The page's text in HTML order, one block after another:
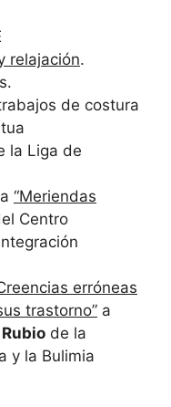
relajación.
de costura
la Liga de
“Meriendas
Centro
erróneas
trastorno” a
de la
y la Bulimia